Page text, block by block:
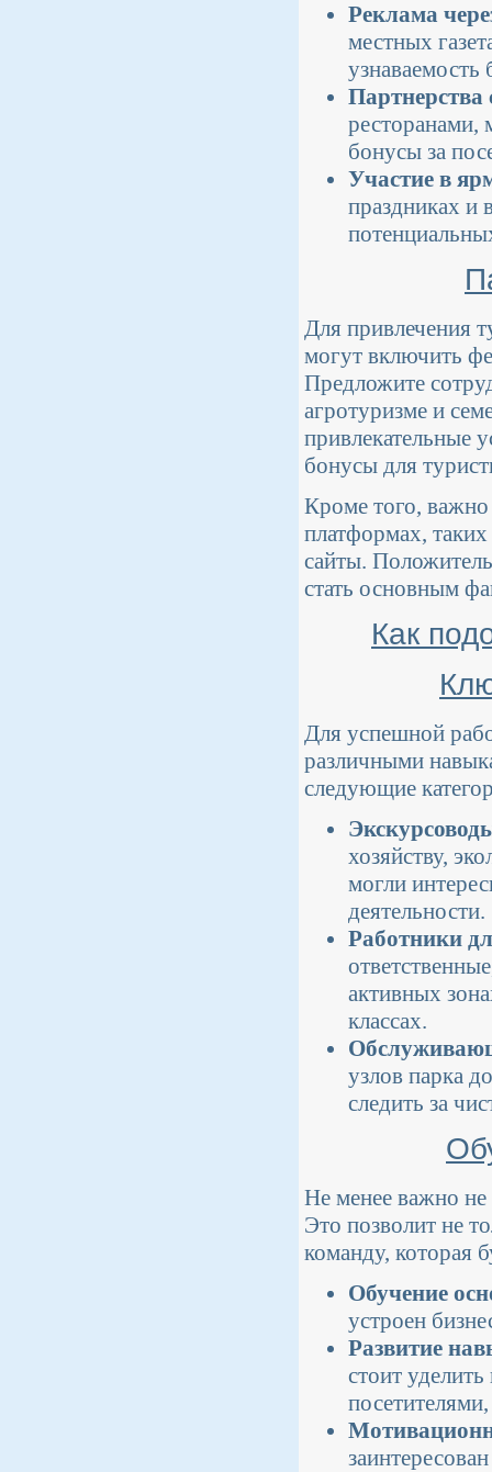
Реклама
местных
узнаваемость
Партнерства
ресторанами,
бонусы за
Участие в
праздниках и
Для привлечения
могут включить
Предложите
агротуризме и
привлекательные
бонусы для
Кроме того, важно
платформах,
сайты.
стать основным
Как
Для успешной
различными
следующие
хозяйству,
могли
деятельности.
Работники
активных
классах.
узлов парка
следить за
Не менее важно не
Это позволит не
команду, которая
Обучение
устроен
Развитие
стоит